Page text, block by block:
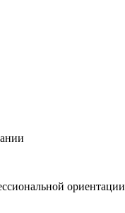
ориентации